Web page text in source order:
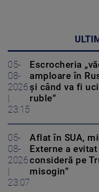
05-
08-
2026
23:15
Escrocheria
amploare în
și când va fi
ruble”
05-
08-
2026
23:07
Aflat în SUA,
Externe a
consideră pe
misogin”